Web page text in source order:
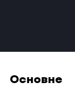
Основне